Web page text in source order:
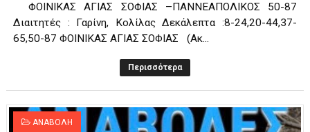
Γ΄ανδρών play offs : "Σκληρό" καρύδι η Φιλία Περάματος
Play off B εφήβων Β φάση Στο f4 ΑΕ Ρέντη, Πέρα , Ερμής
ΦΟΙΝΙΚΑΣ ΑΓΙΑΣ ΣΟΦΙΑΣ –ΠΑΝΝΕΑΠΟΛΙΚΟΣ 50-87
Διαιτητές : Γαρίνη, Κολίλας Δεκάλεπτα :8-24,20-44,37-
65,50-87 ΦΟΙΝΙΚΑΣ ΑΓΙΑΣ ΣΟΦΙΑΣ (Ακ...
Περισσότερα
ΑΝΑΒΟΛΗ